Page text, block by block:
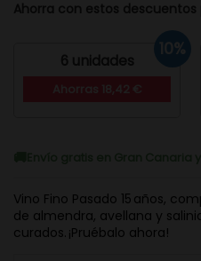
Ahorra con estos
6 unidades
10%
Vino Fino Pasado 15 años,
de almendra, avellana y
curados. ¡Pruébalo ahora!